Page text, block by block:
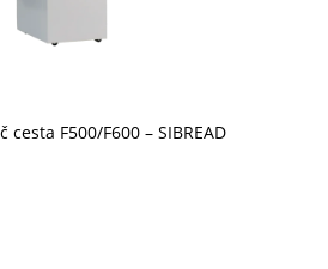
F500/F600 – SIBREAD